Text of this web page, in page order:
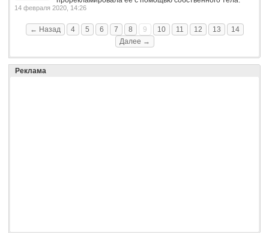
14 февраля 2020, 14:26
← Назад 4 5 6 7 8 9 10 11 12 13
14
Далее →
Реклама